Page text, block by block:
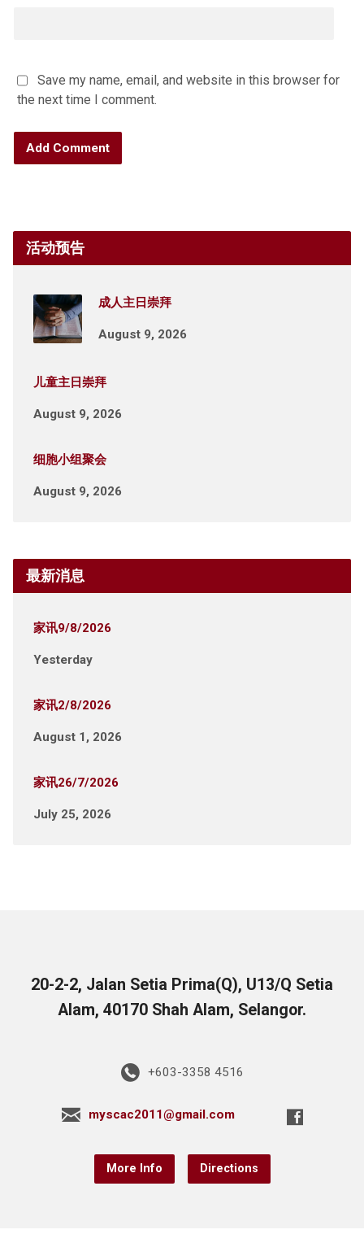
Save my name, email, and website in this browser for
the next time I comment.
活动预告
成人主日崇拜
August 9, 2026
儿童主日崇拜
August 9, 2026
细胞小组聚会
August 9, 2026
最新消息
家讯9/8/2026
Yesterday
家讯2/8/2026
August 1, 2026
家讯26/7/2026
July 25, 2026
20-2-2, Jalan Setia Prima(Q), U13/Q Setia
Alam, 40170 Shah Alam, Selangor.
+603-3358 4516
myscac2011@gmail.com
More Info Directions